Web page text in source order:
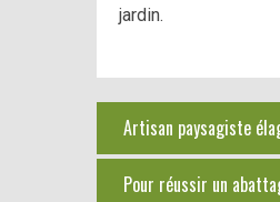
jardin.
Artisan paysagiste
Pour réussir un